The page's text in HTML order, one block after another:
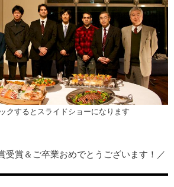
クするとスライドショーになります
受賞＆ご卒業おめでとうございます！／